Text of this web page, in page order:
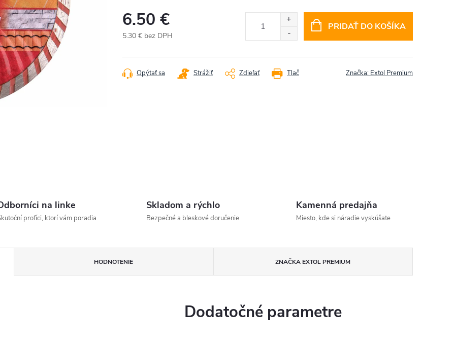
6.50 €
5.30 € bez DPH
cena:
PRIDAŤ DO KOŠÍKA
Tlač
Opýtať sa Strážiť Zdieľať Značka: Extol Premium
na linke
profíci, ktorí vám poradia
Skladom a rýchlo
Bezpečné a bleskové doručenie
Kamenná predajňa
Miesto, kde si náradie vyskúšate
HODNOTENIE ZNAČKA EXTOL PREMIUM
Dodatočné parametre